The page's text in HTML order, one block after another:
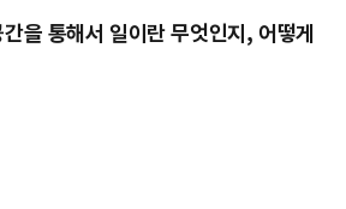
을 통해서 일이란 무엇인지, 어떻게